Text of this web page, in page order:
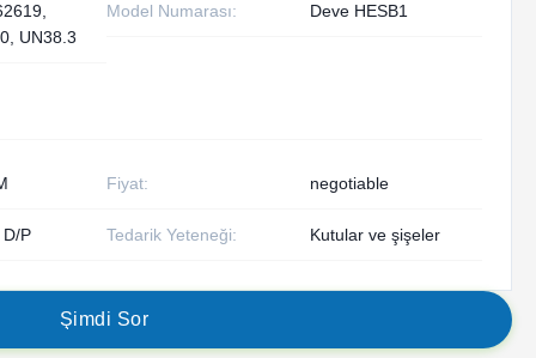
UN38.3
Model Numarası: Deve HESB1
Fiyat: negotiable
P Tedarik Yeteneği: Kutular ve şişeler
Şimd i Sor